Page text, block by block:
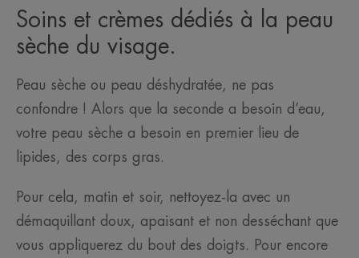
Soins et crèmes dédiés à la peau
sèche du visage.
Peau sèche ou peau déshydratée, ne pas
confondre ! Alors que la seconde a besoin d’eau,
votre peau sèche a besoin en premier lieu de
lipides, des corps gras.
Pour cela, matin et soir, nettoyez-la avec un
démaquillant doux, apaisant et non desséchant que
vous appliquerez du bout des doigts. Pour encore